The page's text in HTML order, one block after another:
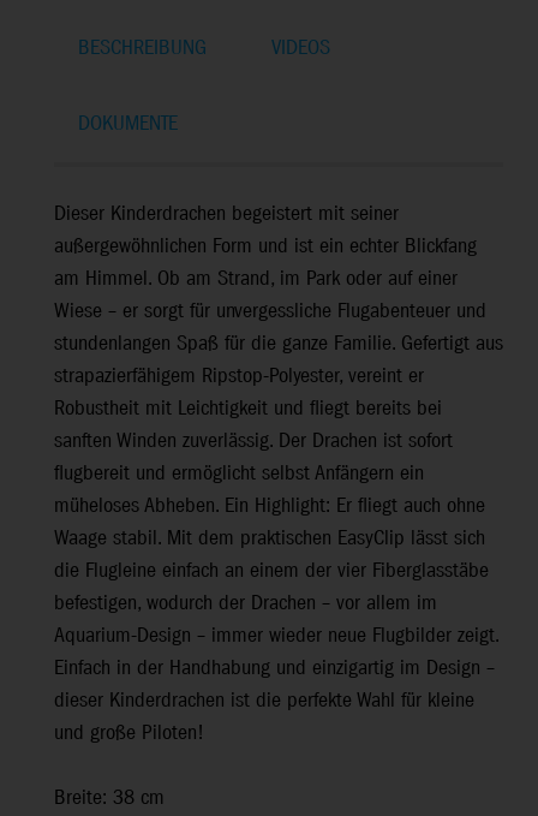
BESCHREIBUNG VIDEOS
DOKUMENTE
Dieser Kinderdrachen begeistert mit seiner
außergewöhnlichen Form und ist ein echter Blickfang
am Himmel. Ob am Strand, im Park oder auf einer
Wiese – er sorgt für unvergessliche Flugabenteuer und
stundenlangen Spaß für die ganze Familie. Gefertigt aus
strapazierfähigem Ripstop-Polyester, vereint er
Robustheit mit Leichtigkeit und fliegt bereits bei
sanften Winden zuverlässig. Der Drachen ist sofort
flugbereit und ermöglicht selbst Anfängern ein
müheloses Abheben. Ein Highlight: Er fliegt auch ohne
Waage stabil. Mit dem praktischen EasyClip lässt sich
die Flugleine einfach an einem der vier Fiberglasstäbe
befestigen, wodurch der Drachen – vor allem im
Aquarium-Design – immer wieder neue Flugbilder zeigt.
Einfach in der Handhabung und einzigartig im Design –
dieser Kinderdrachen ist die perfekte Wahl für kleine
und große Piloten!
Breite: 38 cm